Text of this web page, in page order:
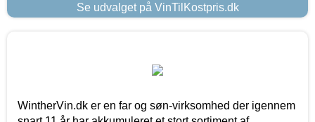
Se udvalget på VinTilKostpris.dk
WintherVin.dk er en far og søn-virksomhed der igennem